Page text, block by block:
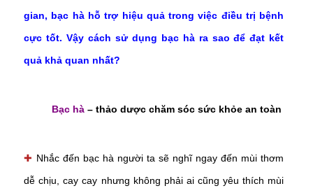
gian, bạc hà hỗ trợ hiệu quả trong việc điều trị bệnh
cực tốt. Vậy cách sử dụng bạc hà ra sao để đạt kết
quả khả quan nhất?
Bạc hà – thảo dược chăm sóc sức khỏe an toàn
✚ Nhắc đến bạc hà người ta sẽ nghĩ ngay đến mùi thơm
dễ chịu, cay cay nhưng không phải ai cũng yêu thích mùi